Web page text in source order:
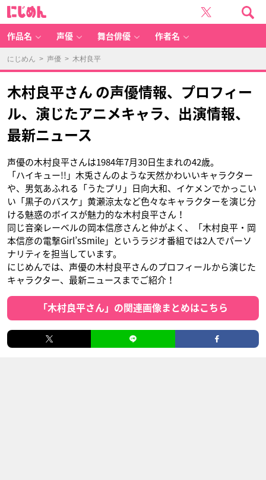
作品名 声優 舞台俳優 作者名
にじめん > 声優 > 木村良平
木村良平さん の声優情報、プロフィー
ル、演じたアニメキャラ、出演情報、
最新ニュース
声優の木村良平さんは1984年7月30日生まれの42歳。
「ハイキュー!!」木兎さんのような天然かわいいキャラクター
や、男気あふれる「うたプリ」日向大和、イケメンでかっこい
い「黒子のバスケ」黄瀬涼太など色々なキャラクターを演じ分
ける魅惑のボイスが魅力的な木村良平さん！
同じ音楽レーベルの岡本信彦さんと仲がよく、「木村良平・岡
本信彦の電撃Girl’sSmile」というラジオ番組では2人でパーソ
ナリティを担当しています。
にじめんでは、声優の木村良平さんのプロフィールから演じた
キャラクター、最新ニュースまでご紹介！
「木村良平さん」の関連画像まとめはこちら